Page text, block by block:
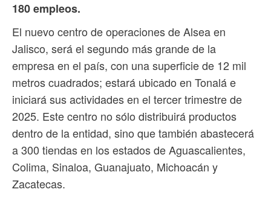
180 empleos.
El nuevo centro de operaciones de Alsea en
Jalisco, será el segundo más grande de la
empresa en el país, con una superficie de 12 mil
metros cuadrados; estará ubicado en Tonalá e
iniciará sus actividades en el tercer trimestre de
2025. Este centro no sólo distribuirá productos
dentro de la entidad, sino que también abastecerá
a 300 tiendas en los estados de Aguascalientes,
Colima, Sinaloa, Guanajuato, Michoacán y
Zacatecas.